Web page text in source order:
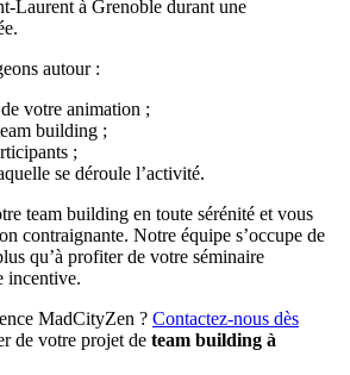
autour :
votre animation ;
building ;
;
se déroule l’activité.
team building en toute sérénité et vous
contraignante. Notre équipe s’occupe de
qu’à profiter de votre séminaire
incentive.
MadCityZen ? Contactez-nous dès
de votre projet de team building à